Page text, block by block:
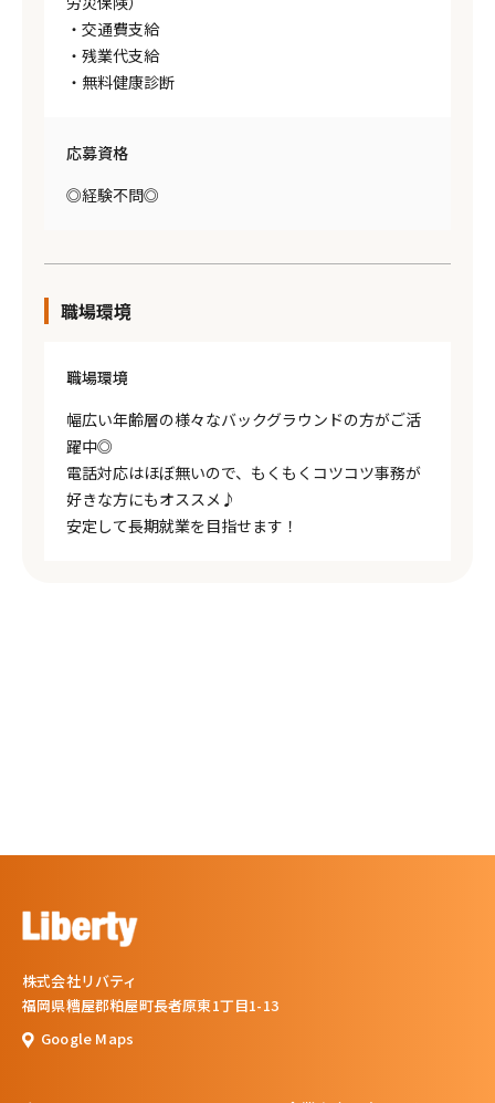
・交通費支給
・残業代支給
・無料健康診断
応募資格
◎経験不問◎
職場環境
職場環境
幅広い年齢層の様々なバックグラウンドの方がご活
躍中◎
電話対応はほぼ無いので、もくもくコツコツ事務が
好きな方にもオススメ♪
安定して長期就業を目指せます！
株式会社リバティ
福岡県糟屋郡粕屋町長者原東1丁目1-13
Google Maps